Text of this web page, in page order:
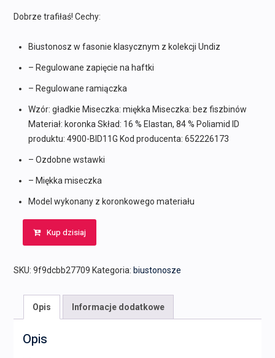
Dobrze trafiłaś! Cechy:
Biustonosz w fasonie klasycznym z kolekcji Undiz
– Regulowane zapięcie na haftki
– Regulowane ramiączka
Wzór: gładkie Miseczka: miękka Miseczka: bez fiszbinów
Materiał: koronka Skład: 16 % Elastan, 84 % Poliamid ID
produktu: 4900-BID11G Kod producenta: 652226173
– Ozdobne wstawki
– Miękka miseczka
Model wykonany z koronkowego materiału
Kup dzisiaj
SKU: 9f9dcbb27709 Kategoria: biustonosze
Opis Informacje dodatkowe
Opis